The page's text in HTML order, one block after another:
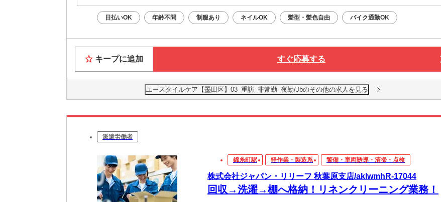
日払いOK 年齢不問 制服あり ネイルOK 髪型・髪色自由 バイク通勤OK
キープに追加 すぐ応募する
ユースタイルケア【墨田区】03_重訪_非常勤_夜勤/Jbのその他の求人を見る
派遣労働者
錦糸町駅 軽作業・製造系 警備・車両誘導・清掃・点検
株式会社ジャパン・リリーフ 秋葉原支店/aklwmhR-17044
回収→洗濯→棚へ格納！リネンクリーニング業務！